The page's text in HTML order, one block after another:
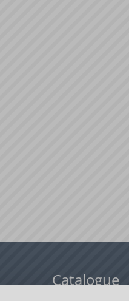
Catalogue